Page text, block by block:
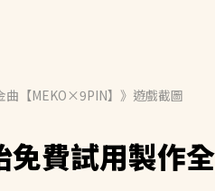
曲【MEKO×9PIN】》遊戲截圖
費試用製作